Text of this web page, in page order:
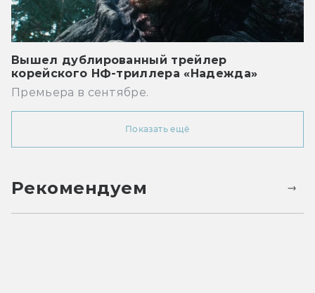
Вышел дублированный трейлер
корейского НФ-триллера «Надежда»
Премьера в сентябре.
Показать ещё
Рекомендуем